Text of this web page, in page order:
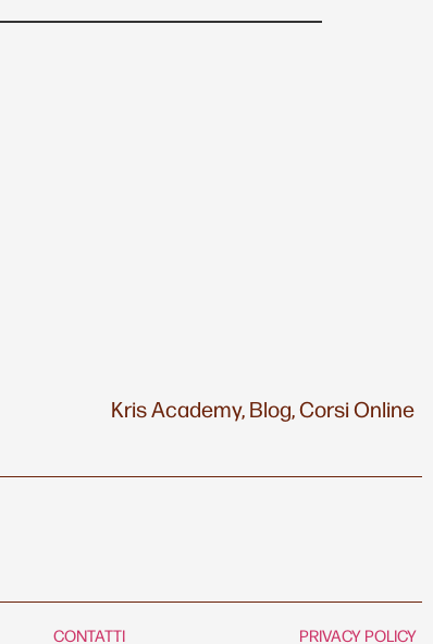
Kris Academy,Blog,Corsi Online
CONTATTI PRIVACY POLICY